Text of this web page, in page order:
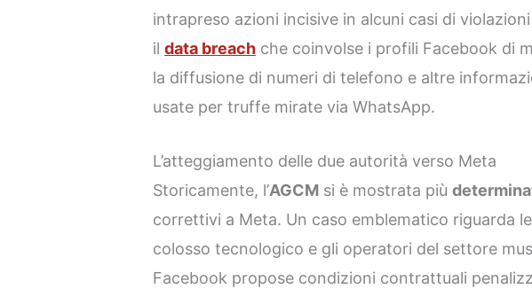
intrapreso azioni incisive in alcuni casi di
ildata breach che coinvolse i profili Facebook di
la diffusione di numeri di telefono e altre
usate per truffe mirate via WhatsApp.
L’atteggiamento delle due autorità verso Meta
Storicamente, l’AGCM si è mostrata più
correttivi a Meta. Un caso emblematico riguarda
colosso tecnologico e gli operatori del settore
Facebook propose condizioni contrattuali